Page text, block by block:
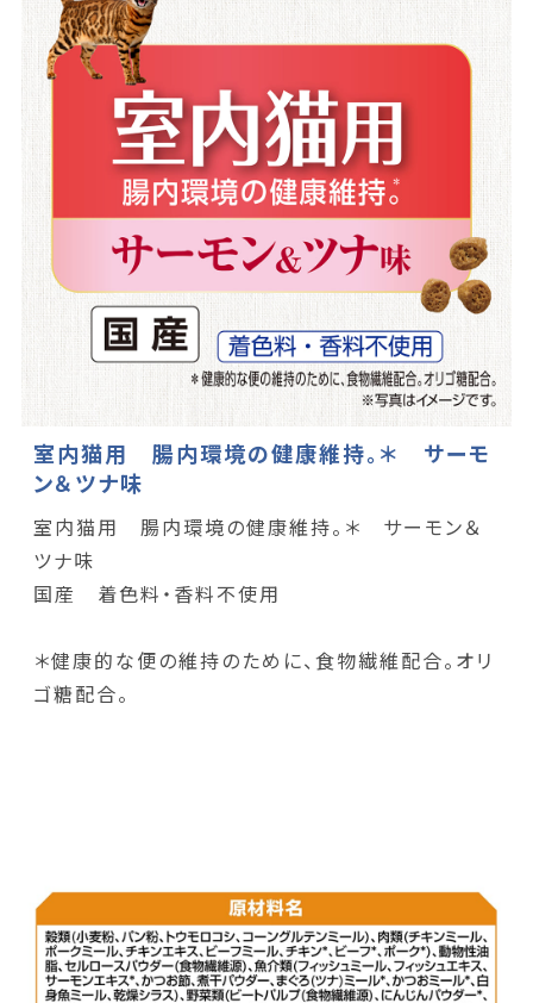
室内猫用 腸内環境の健康維持。＊ サーモ
ン＆ツナ味
室内猫用 腸内環境の健康維持。＊ サーモン＆
ツナ味
国産 着色料・香料不使用
＊健康的な便の維持のために、食物繊維配合。オリ
ゴ糖配合。